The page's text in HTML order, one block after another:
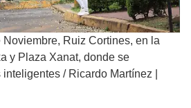
Ruiz Cortines, en la
y Plaza Xanat, donde se
inteligentes / Ricardo Martínez |